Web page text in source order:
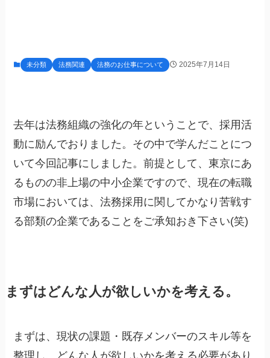
未分類 法務関連 法務のお仕事について 2025年7月14日
去年は法務組織の強化の年ということで、採用活
動に励んでおりました。その中で学んだことにつ
いて今回記事にしました。前提として、東京にあ
るものの非上場の中小企業ですので、現在の転職
市場においては、法務採用に関してかなり苦戦す
る部類の企業であることをご承知おき下さい(笑)
まずはどんな人が欲しいかを考える。
まずは、現状の課題・既存メンバーのスキル等を
整理し、どんな人が欲しいかを考える必要があり